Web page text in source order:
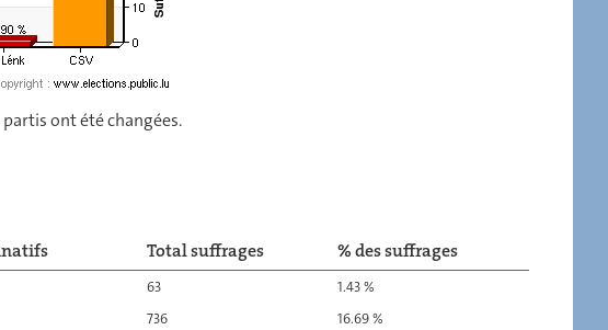
ont été changées.
Total suffrages % des suffrages
63
1.43 %
736
16.69 %